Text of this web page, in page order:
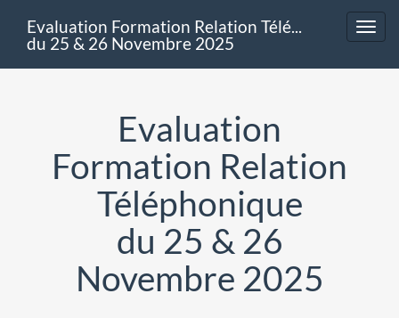
du 25 & 26 Novembre 2025
Evaluation
Formation Relation
Téléphonique
du 25 & 26
Novembre 2025